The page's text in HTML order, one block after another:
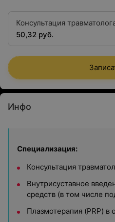
Консультация
квалификационной
50,32 руб.
Инфо
Специализация:
Консультация
Внутрисуставное
средств (в том числе
Плазмотерапия (PRP) в